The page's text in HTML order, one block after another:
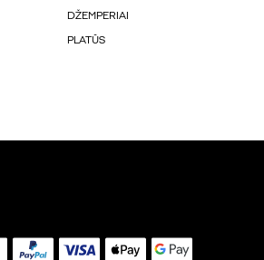
DŽEMPERIAI
PLATŪS